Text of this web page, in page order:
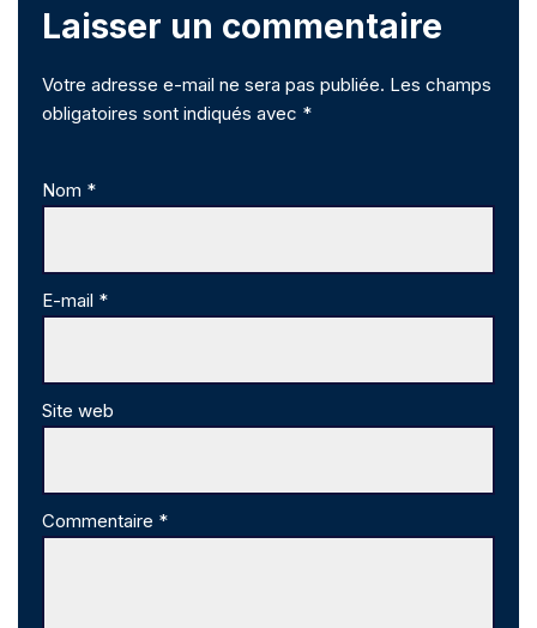
Laisser un commentaire
Votre adresse e-mail ne sera pas publiée. Les champs
obligatoires sont indiqués avec *
Nom *
E-mail *
Site web
Commentaire *